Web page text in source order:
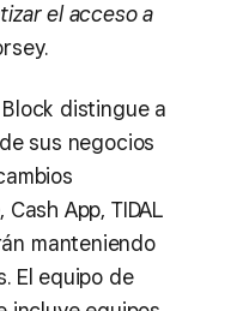
el acceso a
distingue a
sus negocios
App, TIDAL
manteniendo
El equipo de